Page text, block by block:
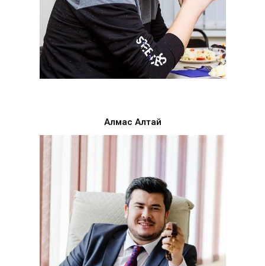
Алмас Алтай